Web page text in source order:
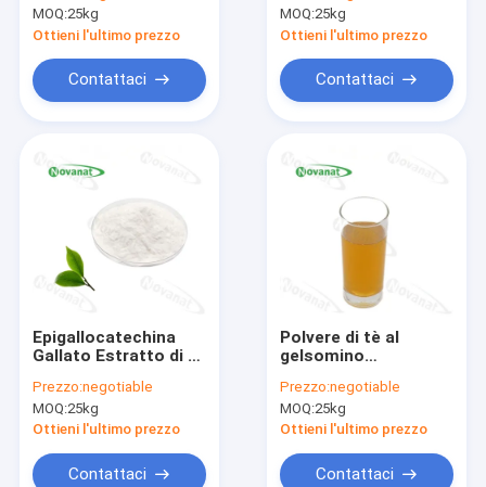
polifenoli della
polvere 20% del tè
dell'unità di
elaborazione Er
MOQ:25kg
Ottieni l'ultimo prezzo
Contattaci
catechine/50%
EGCG/decaffeinato
MOQ:25kg
Ottieni l'ultimo prezzo
Contattaci
Epigallocatechina
Gallato Estratto di tè
polvere
94%/95%/98%/Decaffeinato
Prezzo:negotiable
MOQ:25kg
Ottieni l'ultimo prezzo
Contattaci
Polvere di tè al
gelsomino
in acqua 40%
polifenoli / etichetta
pulita
Prezzo:negotiable
MOQ:25kg
Ottieni l'ultimo prezzo
Contattaci